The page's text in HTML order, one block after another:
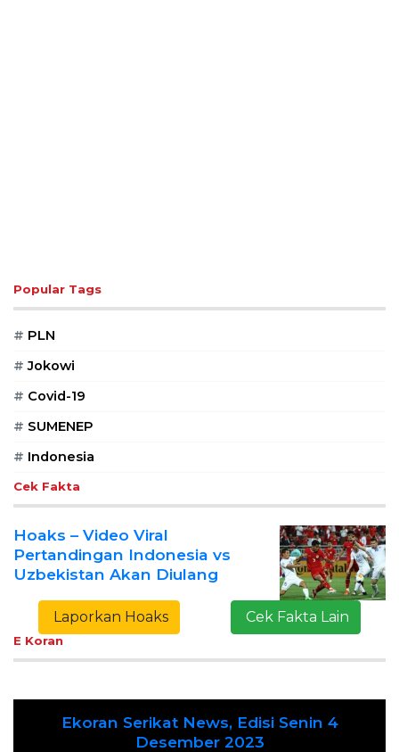
Popular Tags
# PLN
# Jokowi
# Covid-19
# SUMENEP
# Indonesia
Cek Fakta
Hoaks – Video Viral
Pertandingan Indonesia vs
Uzbekistan Akan Diulang
Laporkan Hoaks Cek Fakta Lain
E Koran
Ekoran Serikat News, Edisi Senin 4
Desember 2023